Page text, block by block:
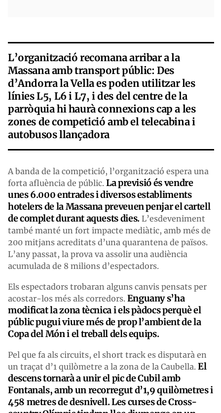
L’organització recomana arribar a la
Massana amb transport públic: Des
d’Andorra la Vella es poden utilitzar les
línies L5, L6 i L7, i des del centre de la
parròquia hi haurà connexions cap a les
zones de competició amb el telecabina i
autobusos llançadora
A banda de la competició, l’organització espera una
forta afluència de públic. La previsió és vendre
unes 6.000 entrades i diversos establiments
hotelers de la Massana preveuen penjar el cartell
de complet durant aquests dies.L’esdeveniment
també manté un fort impacte mediàtic, amb més de
200 mitjans acreditats d’una quarantena de països.
L’any passat, la prova va assolir una audiència
acumulada de 8 milions d’espectadors.
Els espectadors trobaran alguns canvis pensats per
acostar-los més als corredors. Enguany s’ha
modificat la zona tècnica i els pàdocs perquè el
públic pugui viure més de prop l’ambient de la
Copa del Món i el treball dels equips.
Pel que fa als circuits, el short track es disputarà en
un traçat d’1 quilòmetre a la zona de la Caubella. El
descens tornarà a unir el pic de Cubil amb
Fontanals, amb un recorregut d’1,9 quilòmetres i
458 metres de desnivell. Les curses de Cross-